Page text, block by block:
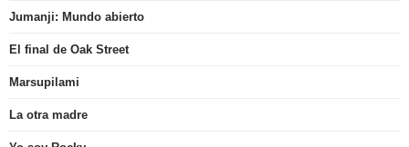
Jumanji: Mundo abierto
El final de Oak Street
Marsupilami
La otra madre